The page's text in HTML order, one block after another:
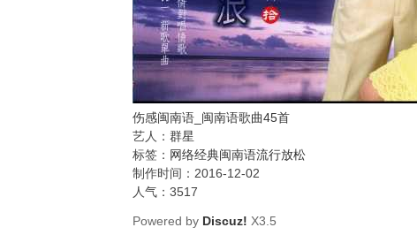
伤感闽南语_闽南语歌曲45首
艺人： 群星
标签： 网络经典闽南语流行放松
制作时间：2016-12-02
人气： 3517
Powered by Discuz! X3.5